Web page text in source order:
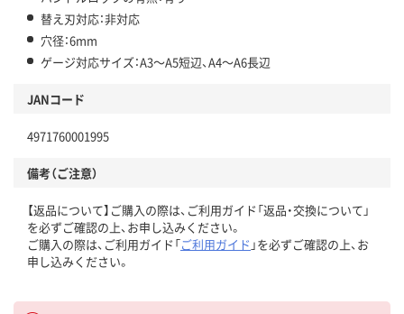
替え刃対応：非対応
穴径：6mm
ゲージ対応サイズ：A3～A5短辺、A4～A6長辺
JANコード
4971760001995
備考（ご注意）
【返品について】ご購入の際は、ご利用ガイド「返品・交換について」
を必ずご確認の上、お申し込みください。
ご購入の際は、ご利用ガイド「ご利用ガイド 」を必ずご確認の上、お
申し込みください。